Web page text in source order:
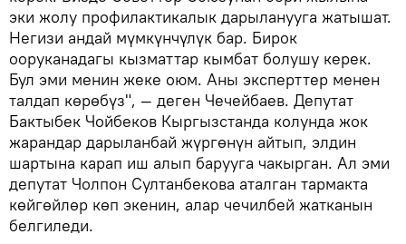
эки жолу профилактикалык дарыланууга жатышат.
Негизи андай мүмкүнчүлүк бар. Бирок
ооруканадагы кызматтар кымбат болушу керек.
Бул эми менин жеке оюм. Аны эксперттер менен
талдап көрөбүз", — деген Чечейбаев. Депутат
Бактыбек Чойбеков Кыргызстанда колунда жок
жарандар дарыланбай жүргөнүн айтып, элдин
шартына карап иш алып барууга чакырган. Ал эми
депутат Чолпон Султанбекова аталган тармакта
көйгөйлөр көп экенин, алар чечилбей жатканын
белгиледи.